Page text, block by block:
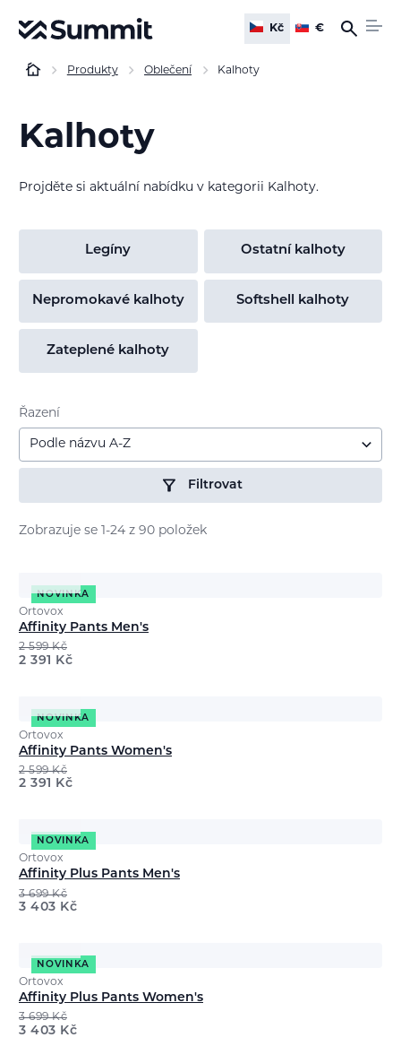
Kč €
Produkty Oblečení Kalhoty
Kalhoty
Projděte si aktuální nabídku v kategorii Kalhoty.
Legíny Ostatní kalhoty
Nepromokavé kalhoty Softshell kalhoty
Zateplené kalhoty
Řazení
Podle názvu A-Z
Filtrovat
Zobrazuje se 1-24 z 90 položek
NOVINKA
Ortovox
Affinity Pants Men's
2 599Kč
2 391 Kč
NOVINKA
Ortovox
Affinity Pants Women's
2 599Kč
2 391 Kč
NOVINKA
Ortovox
Affinity Plus Pants Men's
3 699Kč
3 403 Kč
NOVINKA
Ortovox
Affinity Plus Pants Women's
3 699Kč
3 403 Kč